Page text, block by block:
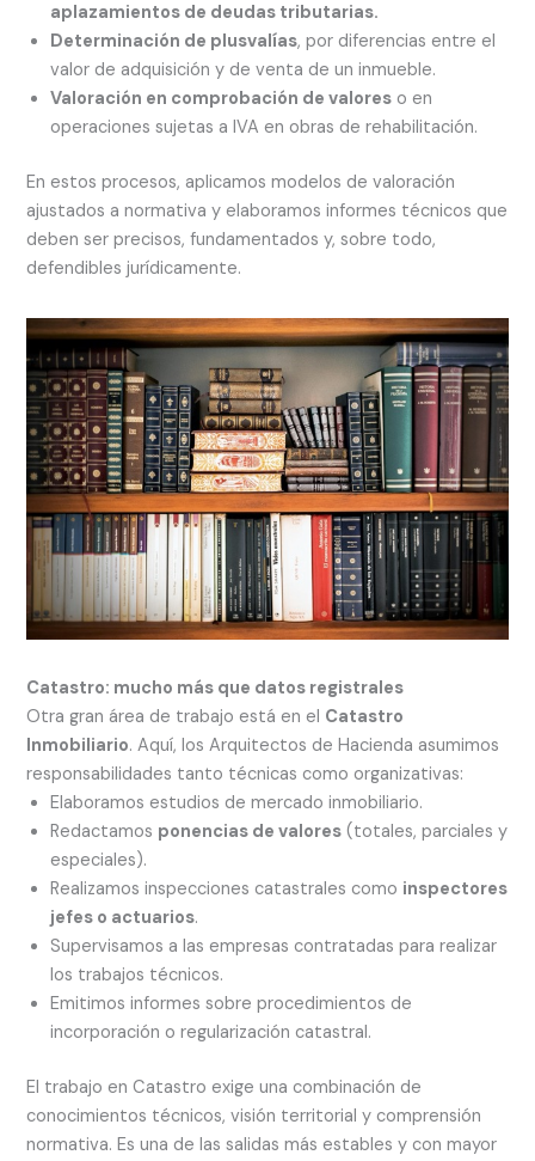
aplazamientos de deudas tributarias.
Determinación de plusvalías, por diferencias entre el
valor de adquisición y de venta de un inmueble.
Valoración en comprobación de valores o en
operaciones sujetas a IVA en obras de rehabilitación.
En estos procesos, aplicamos modelos de valoración
ajustados a normativa y elaboramos informes técnicos que
deben ser precisos, fundamentados y, sobre todo,
defendibles jurídicamente.
Catastro: mucho más que datos registrales
Otra gran área de trabajo está en el Catastro
Inmobiliario. Aquí, los Arquitectos de Hacienda asumimos
responsabilidades tanto técnicas como organizativas:
Elaboramos estudios de mercado inmobiliario.
Redactamos ponencias de valores (totales, parciales y
especiales).
Realizamos inspecciones catastrales como inspectores
jefes o actuarios.
Supervisamos a las empresas contratadas para realizar
los trabajos técnicos.
Emitimos informes sobre procedimientos de
incorporación o regularización catastral.
El trabajo en Catastro exige una combinación de
conocimientos técnicos, visión territorial y comprensión
normativa. Es una de las salidas más estables y con mayor